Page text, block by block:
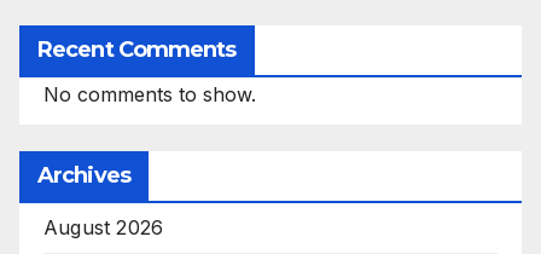
Recent Comments
No comments to show.
Archives
August 2026